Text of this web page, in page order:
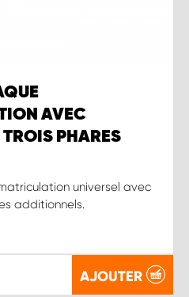
AVEC
PHARES
universel avec
additionnels.
AJOUTER